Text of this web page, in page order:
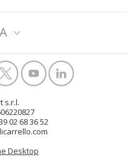
s.r.l.
02 68 36 52
Desktop